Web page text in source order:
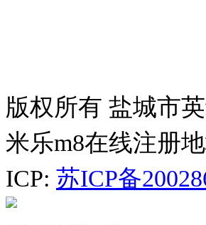
版权所有 盐城市
米乐m8在线注册
ICP: 苏ICP备